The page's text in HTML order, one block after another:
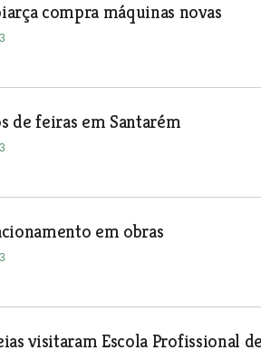
compra máquinas novas
de feiras em Santarém
em obras
visitaram Escola Profissional